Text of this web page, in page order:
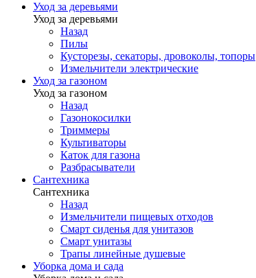
Уход за деревьями
Уход за деревьями
Назад
Пилы
Кусторезы, секаторы, дровоколы, топоры
Измельчители электрические
Уход за газоном
Уход за газоном
Назад
Газонокосилки
Триммеры
Культиваторы
Каток для газона
Разбрасыватели
Сантехника
Сантехника
Назад
Измельчители пищевых отходов
Смарт сиденья для унитазов
Смарт унитазы
Трапы линейные душевые
Уборка дома и сада